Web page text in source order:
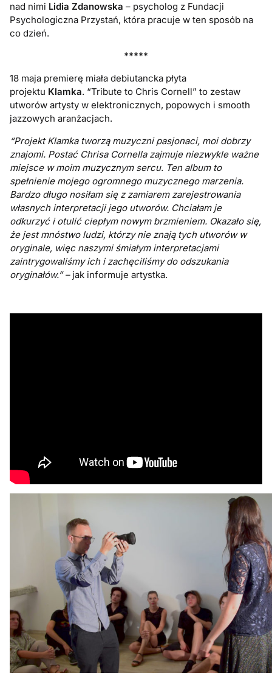
nad nimi Lidia Zdanowska – psycholog z Fundacji
Psychologiczna Przystań, która pracuje w ten sposób na
co dzień.
*****
18 maja premierę miała debiutancka płyta
projektu Klamka. “Tribute to Chris Cornell” to zestaw
utworów artysty w elektronicznych, popowych i smooth
jazzowych aranżacjach.
“Projekt Klamka tworzą muzyczni pasjonaci, moi dobrzy
znajomi. Postać Chrisa Cornella zajmuje niezwykle ważne
miejsce w moim muzycznym sercu. Ten album to
spełnienie mojego ogromnego muzycznego marzenia.
Bardzo długo nosiłam się z zamiarem zarejestrowania
własnych interpretacji jego utworów. Chciałam je
odkurzyć i otulić ciepłym nowym brzmieniem. Okazało się,
że jest mnóstwo ludzi, którzy nie znają tych utworów w
oryginale, więc naszymi śmiałym interpretacjami
zaintrygowaliśmy ich i zachęciliśmy do odszukania
oryginałów.” –jak informuje artystka.